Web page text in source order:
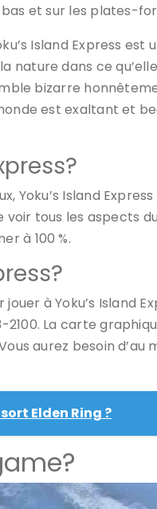
et sur les plates-
Island Express est
nature dans ce
bizarre
est exaltant et
Yoku’s Island
voir tous les aspects
à 100 %.
à Yoku’s Island
2100. La carte
aurez besoin d’au
Elden Ring ?